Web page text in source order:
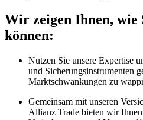
Wir zeigen Ihnen, wie
können:
Nutzen Sie unsere Expertise
und Sicherungsinstrumenten
Marktschwankungen zu
Gemeinsam mit unseren
Allianz Trade bieten wir Ihnen